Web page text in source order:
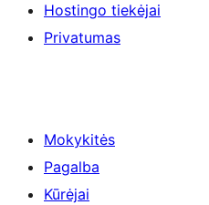
Hostingo tiekėjai
Privatumas
Mokykitės
Pagalba
Kūrėjai